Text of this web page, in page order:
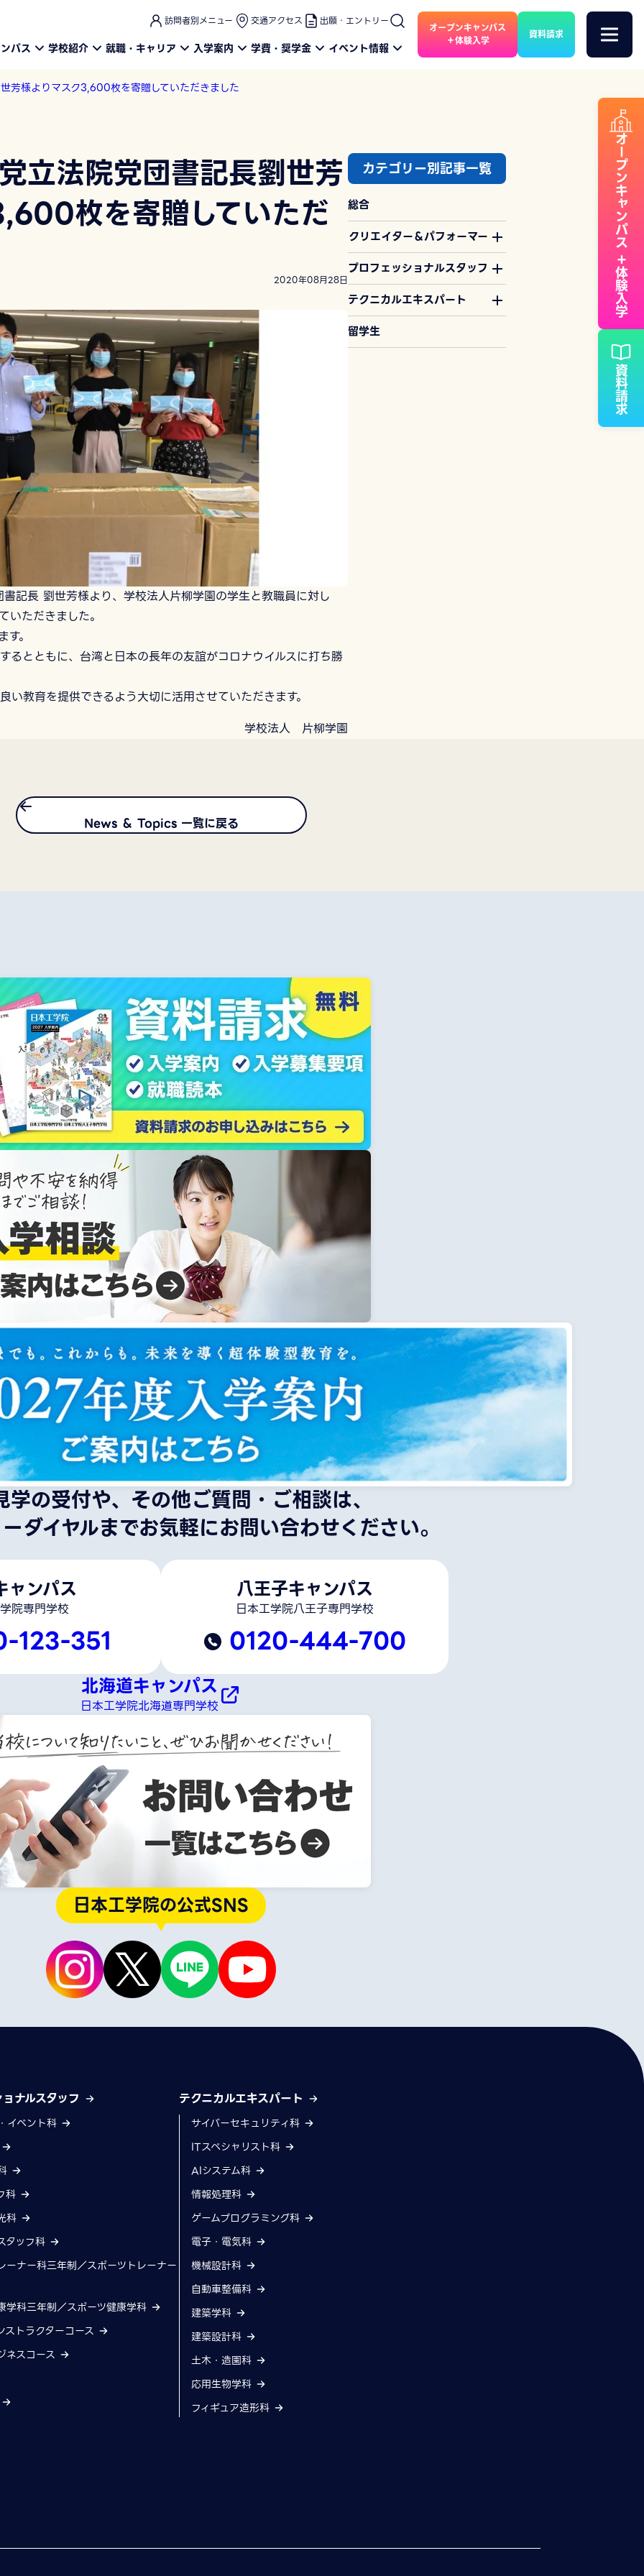
このページの本文へ
訪問者別メニュー 交通アクセス 出願・エントリー
パス 学校紹介 就職・キャリア 入学案内 学費・奨学金 イベント情報
オープンキャンパス
＋体験入学
資料請求
芳様よりマスク3,600枚を寄贈していただきました
立法院党団書記長劉世芳
枚を寄贈していただ
2020年08月28日
記長 劉世芳様より、学校法人片柳学園の学生と教職員に対し
ただきました。
。
るとともに、台湾と日本の長年の友誼がコロナウイルスに打ち勝
教育を提供できるよう大切に活用させていただきます。
学校法人 片柳学園
カテゴリー別記事一覧
総合
クリエイター＆パフォーマー
プロフェッショナルスタッフ
テクニカルエキスパート
留学生
News ＆ Topics 一覧に戻る
オープンキャンパス
＋体験入学
資料請求
学の受付や、その他ご質問・ご相談は、
ダイヤルまでお気軽にお問い合わせください。
ャンパス
院専門学校
123-351
八王子キャンパス
日本工学院八王子専門学校
0120-444-700
北海道キャンパス
日本工学院北海道専門学校
日本工学院の公式SNS
ナルスタッフ
イベント科
科
科
タッフ科
ーナー科三年制／スポーツトレーナー
学科三年制／スポーツ健康学科
ストラクターコース
ネスコース
テクニカルエキスパート
サイバーセキュリティ科
ITスペシャリスト科
AIシステム科
情報処理科
ゲームプログラミング科
電子・電気科
機械設計科
自動車整備科
建築学科
建築設計科
土木・造園科
応用生物学科
フィギュア造形科